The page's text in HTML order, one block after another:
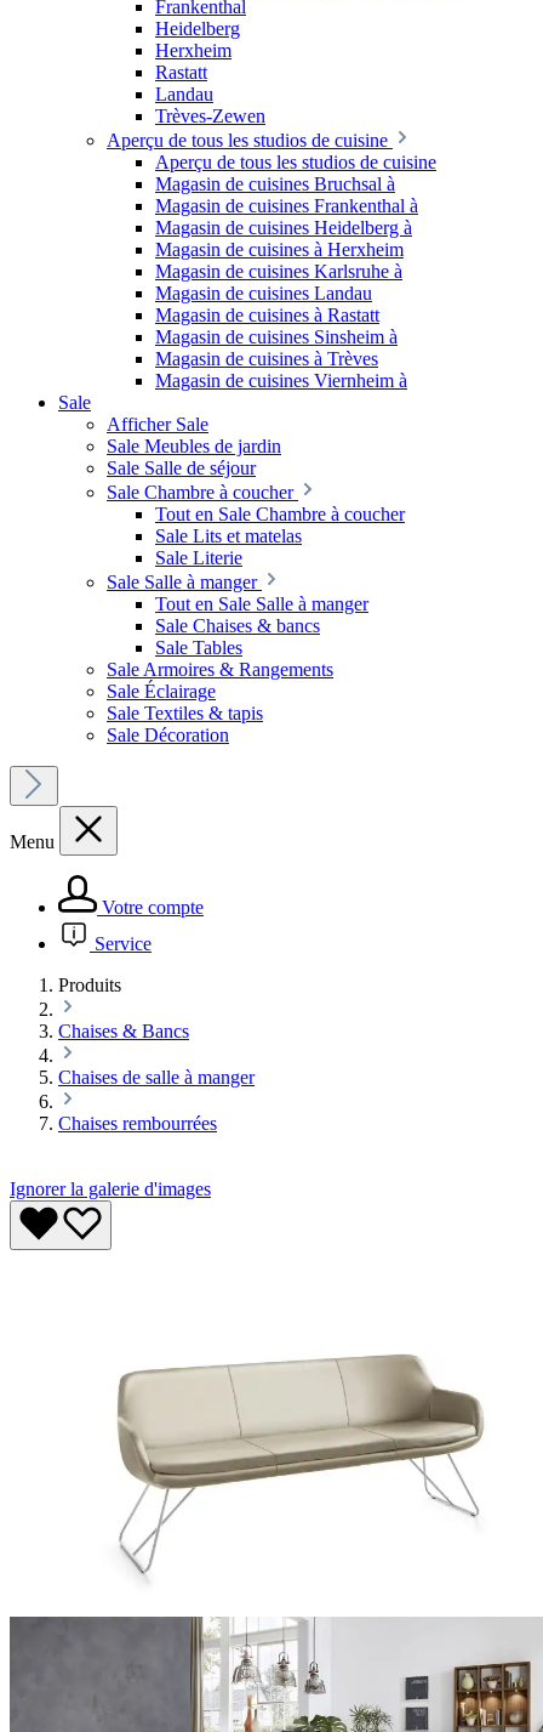
Frankenthal
Heidelberg
Herxheim
Rastatt
Landau
Trèves-Zewen
Aperçu de tous les studios de cuisine
Aperçu de tous les studios de cuisine
Magasin de cuisines Bruchsal à
Magasin de cuisines Frankenthal à
Magasin de cuisines Heidelberg à
Magasin de cuisines à Herxheim
Magasin de cuisines Karlsruhe à
Magasin de cuisines Landau
Magasin de cuisines à Rastatt
Magasin de cuisines Sinsheim à
Magasin de cuisines à Trèves
Magasin de cuisines Viernheim à
Sale
Afficher Sale
Sale Meubles de jardin
Sale Salle de séjour
Sale Chambre à coucher
Tout en Sale Chambre à coucher
Sale Lits et matelas
Sale Literie
Sale Salle à manger
Tout en Sale Salle à manger
Sale Chaises & bancs
Sale Tables
Sale Armoires & Rangements
Sale Éclairage
Sale Textiles & tapis
Sale Décoration
Menu
Votre compte
Service
Produits
Chaises & Bancs
Chaises de salle à manger
Chaises rembourrées
Ignorer la galerie d'images